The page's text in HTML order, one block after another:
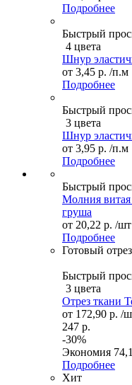
Подробнее
Быстрый
4 цвета
Шнур
от 3,45 р. /п.м
Подробнее
Быстрый
3 цвета
Шнур
от 3,95 р. /п.м
Подробнее
Быстрый
Молния витая
груша
от 20,22 р. /шт
Подробнее
Готовый отрез
Быстрый
3 цвета
Отрез ткани
от 172,90 р. /
247 р.
-30%
Экономия
Подробнее
Хит